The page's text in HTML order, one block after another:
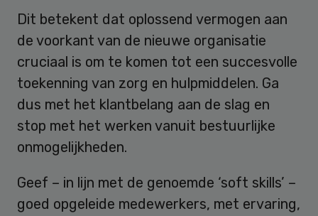
Dit betekent dat oplossend vermogen aan
de voorkant van de nieuwe organisatie
cruciaal is om te komen tot een succesvolle
toekenning van zorg en hulpmiddelen. Ga
dus met het klantbelang aan de slag en
stop met het werken vanuit bestuurlijke
onmogelijkheden.
Geef – in lijn met de genoemde ‘soft skills’ –
goed opgeleide medewerkers, met ervaring,